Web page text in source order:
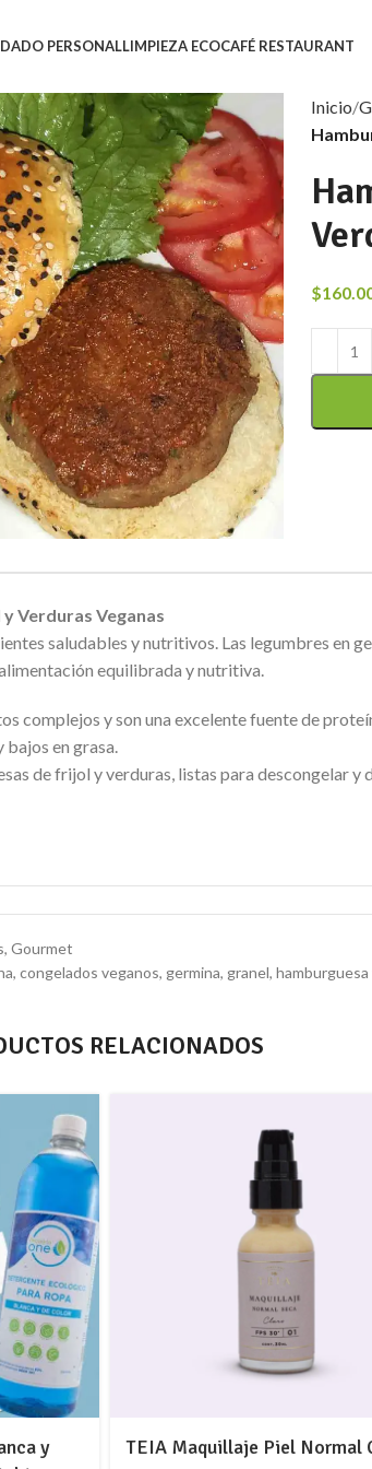
PERSONALLIMPIEZA ECOCAFÉ RESTAURANT
Inicio
$
Verduras Veganas
saludables y nutritivos. Las legumbres en
equilibrada y nutritiva.
complejos y son una excelente fuente de
bajos en grasa.
de frijol y verduras, listas para descongelar y
,Gourmet
,congelados veganos, germina, granel,hamburguesa
RELACIONADOS
y
TEIA Maquillaje Piel Normal